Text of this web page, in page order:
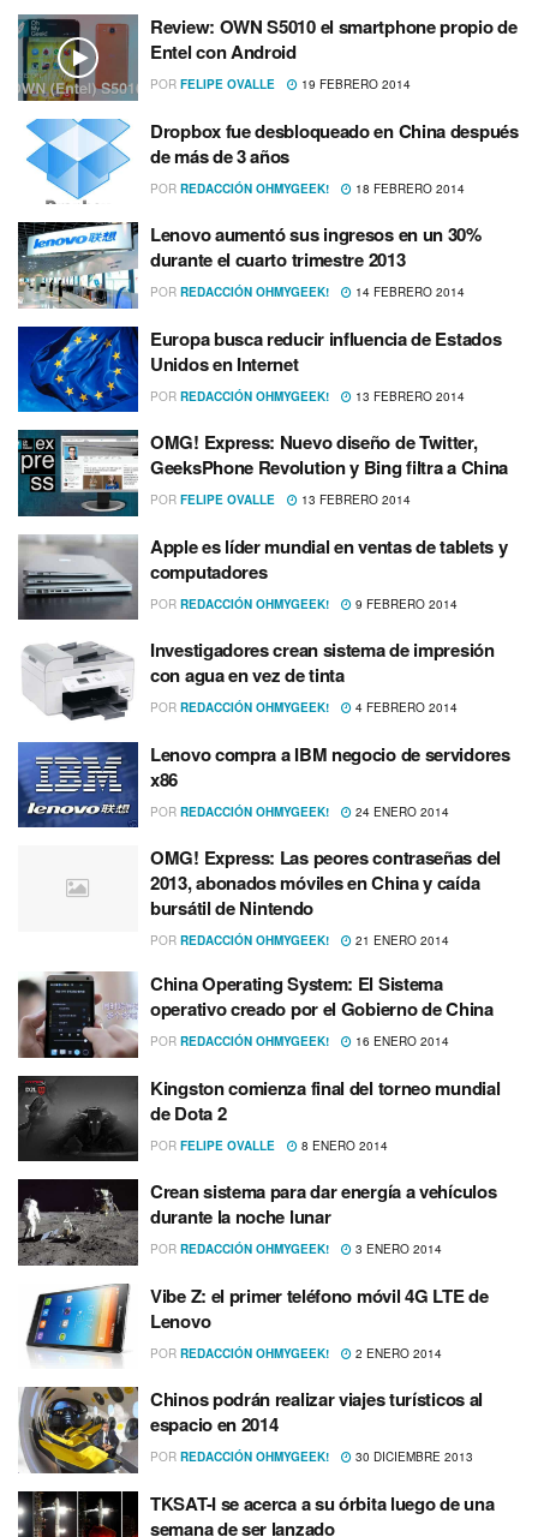
Review: OWN S5010 el smartphone propio de
Entel con Android
POR FELIPE OVALLE 19 FEBRERO 2014
Dropbox fue desbloqueado en China después
de más de 3 años
POR REDACCIÓN OHMYGEEK! 18 FEBRERO 2014
Lenovo aumentó sus ingresos en un 30%
durante el cuarto trimestre 2013
POR REDACCIÓN OHMYGEEK! 14 FEBRERO 2014
Europa busca reducir influencia de Estados
Unidos en Internet
POR REDACCIÓN OHMYGEEK! 13 FEBRERO 2014
OMG! Express: Nuevo diseño de Twitter,
GeeksPhone Revolution y Bing filtra a China
POR FELIPE OVALLE 13 FEBRERO 2014
Apple es lí­der mundial en ventas de tablets y
computadores
POR REDACCIÓN OHMYGEEK! 9 FEBRERO 2014
Investigadores crean sistema de impresión
con agua en vez de tinta
POR REDACCIÓN OHMYGEEK! 4 FEBRERO 2014
Lenovo compra a IBM negocio de servidores
x86
POR REDACCIÓN OHMYGEEK! 24 ENERO 2014
OMG! Express: Las peores contraseñas del
2013, abonados móviles en China y caí­da
bursátil de Nintendo
POR REDACCIÓN OHMYGEEK! 21 ENERO 2014
China Operating System: El Sistema
operativo creado por el Gobierno de China
POR REDACCIÓN OHMYGEEK! 16 ENERO 2014
Kingston comienza final del torneo mundial
de Dota 2
POR FELIPE OVALLE 8 ENERO 2014
Crean sistema para dar energí­a a vehí­culos
durante la noche lunar
POR REDACCIÓN OHMYGEEK! 3 ENERO 2014
Vibe Z: el primer teléfono móvil 4G LTE de
Lenovo
POR REDACCIÓN OHMYGEEK! 2 ENERO 2014
Chinos podrán realizar viajes turí­sticos al
espacio en 2014
POR REDACCIÓN OHMYGEEK! 30 DICIEMBRE 2013
TKSAT-I se acerca a su órbita luego de una
semana de ser lanzado